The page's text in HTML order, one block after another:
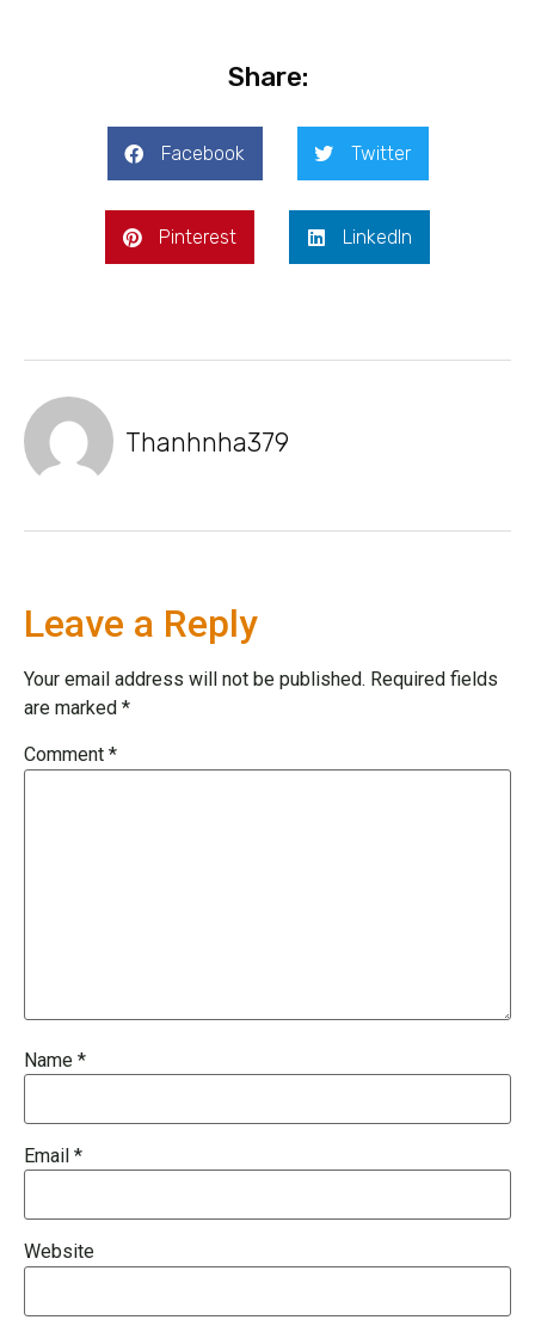
Share:
Facebook Twitter
Pinterest LinkedIn
Thanhnha379
Leave a Reply
Your email address will not be published. Required fields
are marked *
Comment *
Name *
Email *
Website